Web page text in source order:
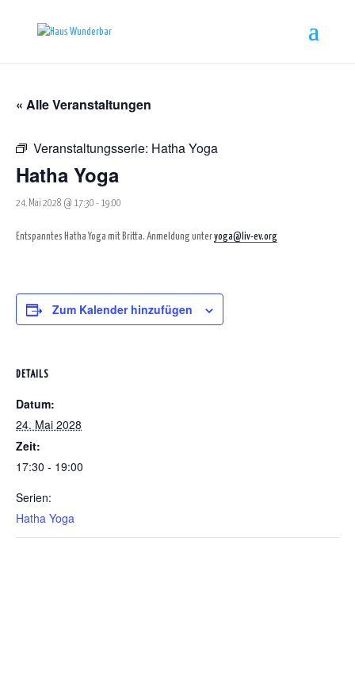
« Alle Veranstaltungen
Veranstaltungsserie: Hatha Yoga
Hatha Yoga
24. Mai 2028 @ 17:30 - 19:00
Entspanntes Hatha Yoga mit Britta. Anmeldung unteryoga@liv-ev.org
Zum Kalender hinzufügen
DETAILS
Datum:
24. Mai 2028
Zeit:
17:30 - 19:00
Serien:
Hatha Yoga